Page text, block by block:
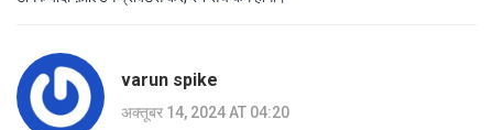
varun spike
अक्तूबर 14, 2024 AT 04:20